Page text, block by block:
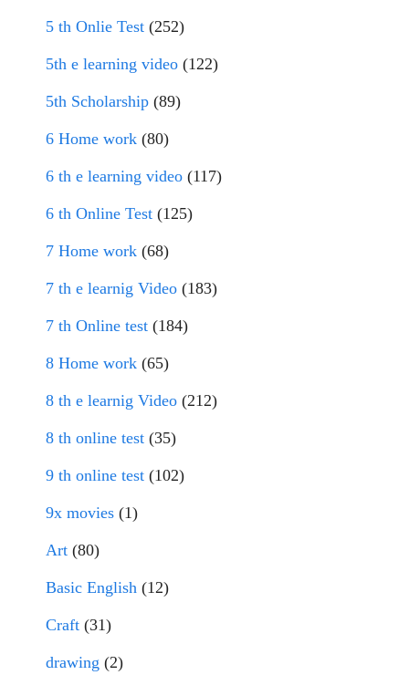
5 th Onlie Test (252)
5th e learning video (122)
5th Scholarship (89)
6 Home work (80)
6 th e learning video (117)
6 th Online Test (125)
7 Home work (68)
7 th e learnig Video (183)
7 th Online test (184)
8 Home work (65)
8 th e learnig Video (212)
8 th online test (35)
9 th online test (102)
9x movies (1)
Art (80)
Basic English (12)
Craft (31)
drawing (2)